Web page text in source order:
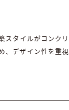
スタイルがコンクリ
、デザイン性を重視